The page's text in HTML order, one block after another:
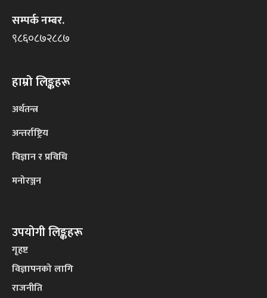
सम्पर्क नम्बर.
९८६०८७२८८७
हाम्रो लिङ्कहरू
अर्थतन्त्र
अन्तर्राष्ट्रिय
विज्ञान र प्रविधि
मनोरञ्जन
उपयोगी लिङ्कहरू
गृहष्ट
विज्ञापनको लागि
राजनीति